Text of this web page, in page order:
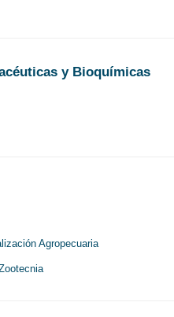
y Bioquímicas
Agropecuaria